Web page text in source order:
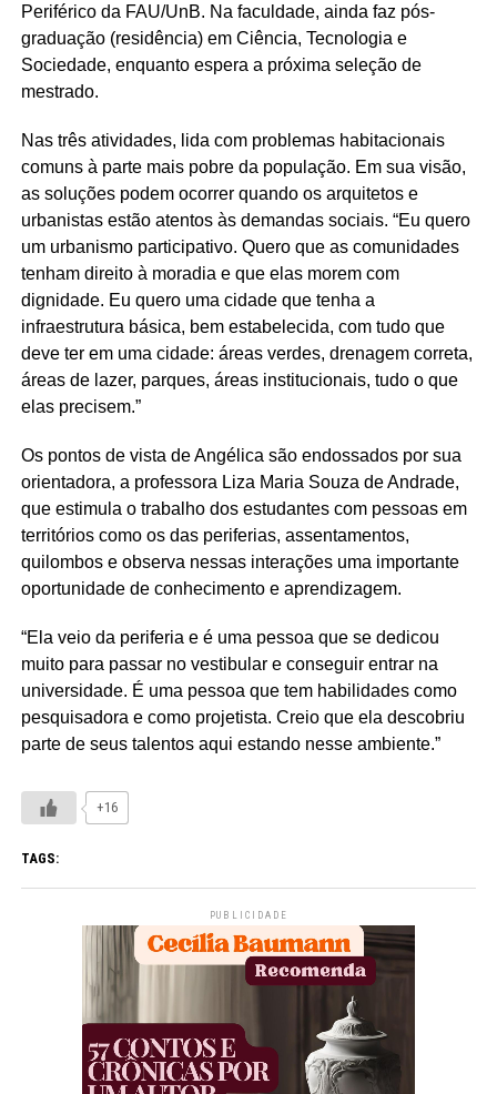
Periférico da FAU/UnB. Na faculdade, ainda faz pós-
graduação (residência) em Ciência, Tecnologia e
Sociedade, enquanto espera a próxima seleção de
mestrado.
Nas três atividades, lida com problemas habitacionais
comuns à parte mais pobre da população. Em sua visão,
as soluções podem ocorrer quando os arquitetos e
urbanistas estão atentos às demandas sociais. “Eu quero
um urbanismo participativo. Quero que as comunidades
tenham direito à moradia e que elas morem com
dignidade. Eu quero uma cidade que tenha a
infraestrutura básica, bem estabelecida, com tudo que
deve ter em uma cidade: áreas verdes, drenagem correta,
áreas de lazer, parques, áreas institucionais, tudo o que
elas precisem.”
Os pontos de vista de Angélica são endossados por sua
orientadora, a professora Liza Maria Souza de Andrade,
que estimula o trabalho dos estudantes com pessoas em
territórios como os das periferias, assentamentos,
quilombos e observa nessas interações uma importante
oportunidade de conhecimento e aprendizagem.
“Ela veio da periferia e é uma pessoa que se dedicou
muito para passar no vestibular e conseguir entrar na
universidade. É uma pessoa que tem habilidades como
pesquisadora e como projetista. Creio que ela descobriu
parte de seus talentos aqui estando nesse ambiente.”
+16
TAGS:
PUBLICIDADE